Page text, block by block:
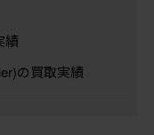
績
の買取実績